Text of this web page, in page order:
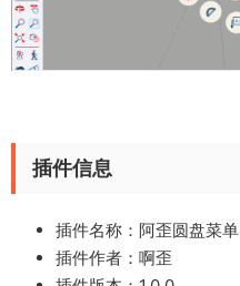
插件信息
插件名称：阿歪圆盘菜单
插件作者：啊歪